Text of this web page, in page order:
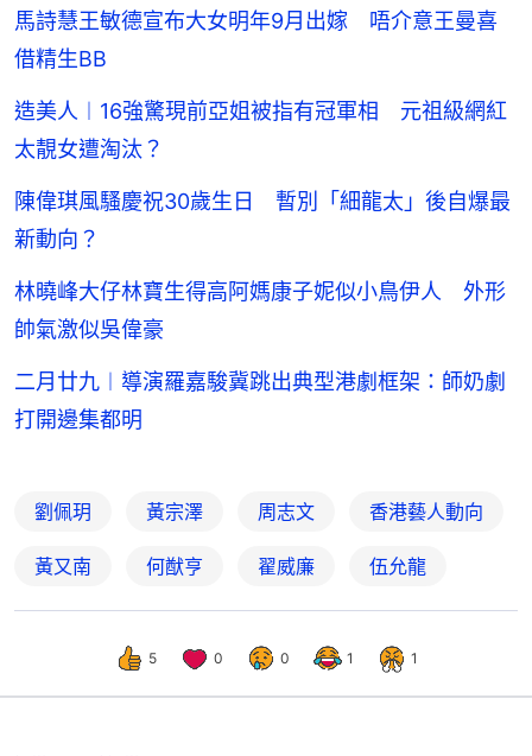
馬詩慧王敏德宣布大女明年9月出嫁 唔介意王曼喜
借精生BB
造美人︱16強驚現前亞姐被指有冠軍相 元祖級網紅
太靚女遭淘汰？
陳偉琪風騷慶祝30歲生日 暫別「細龍太」後自爆最
新動向？
林曉峰大仔林寶生得高阿媽康子妮似小鳥伊人 外形
帥氣激似吳偉豪
二月廿九︱導演羅嘉駿冀跳出典型港劇框架：師奶劇
打開邊集都明
劉佩玥 黃宗澤 周志文 香港藝人動向
黃又南 何猷亨 翟威廉 伍允龍
5 0 0 1 1